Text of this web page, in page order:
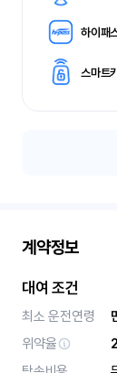
하이패
스마트
계약정보
대여 조건
최소 운전연령
위약율